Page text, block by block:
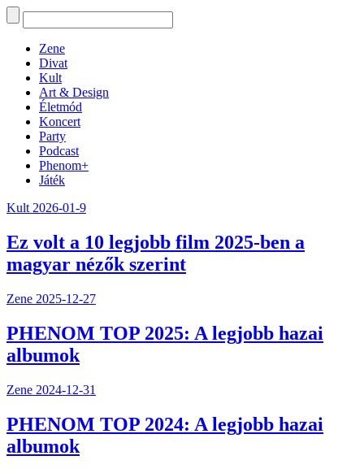
Zene
Divat
Kult
Art & Design
Életmód
Koncert
Party
Podcast
Phenom+
Játék
Kult 2026-01-9
Ez volt a 10 legjobb film 2025-ben a
magyar nézők szerint
Zene 2025-12-27
PHENOM TOP 2025: A legjobb hazai
albumok
Zene 2024-12-31
PHENOM TOP 2024: A legjobb hazai
albumok